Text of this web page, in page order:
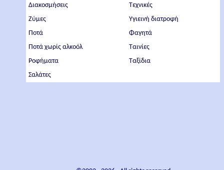
Διακοσμήσεις
Ζύμες
Ποτά
Ποτά χωρίς αλκοόλ
Ροφήματα
Σαλάτες
Τεχνικές
Υγιεινή διατροφή
Φαγητά
Ταινίες
Ταξίδια